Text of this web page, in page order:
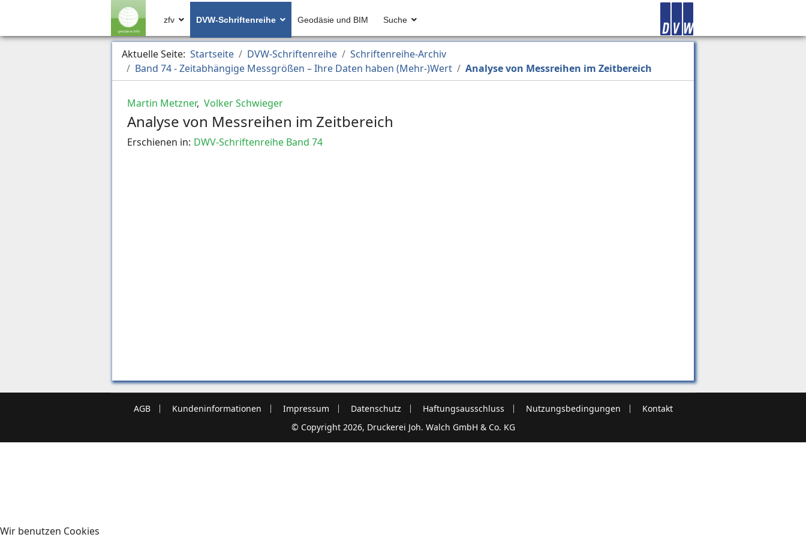
zfv DVW-Schriftenreihe Geodäsie und BIM Suche
Aktuelle Seite: Startseite DVW-Schriftenreihe
Schriftenreihe-Archiv
Band 74 - Zeitabhängige Messgrößen – Ihre Daten haben (Mehr-)Wert
Analyse von Messreihen im Zeitbereich
Martin Metzner, Volker Schwieger
Analyse von Messreihen im Zeitbereich
Erschienen in: DWV-Schriftenreihe Band 74
AGB Kundeninformationen Impressum Datenschutz Haftungsausschluss Nutzungsbedingungen
Kontakt
© Copyright 2026, Druckerei Joh. Walch GmbH & Co. KG
Wir benutzen Cookies